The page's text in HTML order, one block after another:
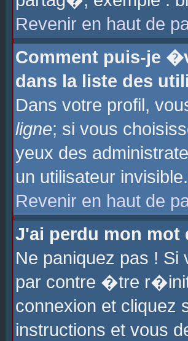
Revenir en haut de
Comment puis-je
dans la liste des
Dans votre profil,
ligne; si vous
yeux des
un utilisateur invisible.
Revenir en haut de
J'ai perdu mon mot
Ne paniquez pas !
par contre �tre
connexion et cliquez
instructions et vous